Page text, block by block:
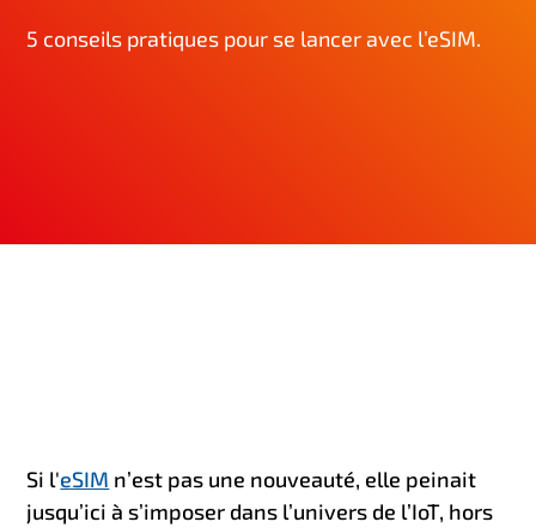
5 conseils pratiques pour se lancer avec l’eSIM.
Si l'eSIM n’est pas une nouveauté, elle peinait
jusqu’ici à s’imposer dans l’univers de l’IoT, hors